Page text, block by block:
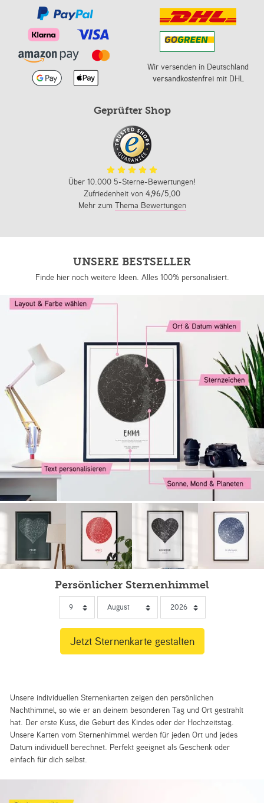
Wir versenden in Deutschland
versandkostenfreimit DHL
Geprüfter Shop
Über 10.000 5-Sterne-Bewertungen!
Zufriedenheit von 4,96/5,00
Mehr zum Thema Bewertungen
UNSERE BESTSELLER
Finde hier noch weitere Ideen. Alles 100% personalisiert.
Persönlicher Sternenhimmel
Unsere individuellen Sternenkarten zeigen den persönlichen
Nachthimmel, so wie er an deinem besonderen Tag und Ort gestrahlt
hat. Der erste Kuss, die Geburt des Kindes oder der Hochzeitstag.
Unsere Karten vom Sternenhimmel werden für jeden Ort und jedes
Datum individuell berechnet. Perfekt geeignet als Geschenk oder
einfach für dich selbst.